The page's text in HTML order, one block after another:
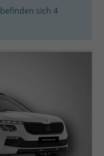
sich 4